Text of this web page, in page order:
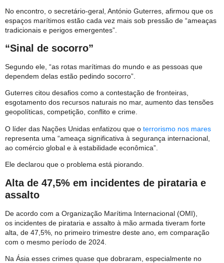
No encontro, o secretário-geral, António Guterres, afirmou que os
espaços marítimos estão cada vez mais sob pressão de “ameaças
tradicionais e perigos emergentes”.
“Sinal de socorro”
Segundo ele, “as rotas marítimas do mundo e as pessoas que
dependem delas estão pedindo socorro”.
Guterres citou desafios como a contestação de fronteiras,
esgotamento dos recursos naturais no mar, aumento das tensões
geopolíticas, competição, conflito e crime.
O líder das Nações Unidas enfatizou que o terrorismo nos mares
representa uma “ameaça significativa à segurança internacional,
ao comércio global e à estabilidade econômica”.
Ele declarou que o problema está piorando.
Alta de 47,5% em incidentes de pirataria e
assalto
De acordo com a Organização Marítima Internacional (OMI),
os incidentes de pirataria e assalto à mão armada tiveram forte
alta, de 47,5%, no primeiro trimestre deste ano, em comparação
com o mesmo período de 2024.
Na Ásia esses crimes quase que dobraram, especialmente no